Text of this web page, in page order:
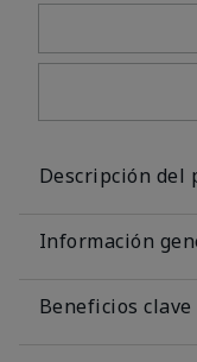
Descripción del
Información
Beneficios clave